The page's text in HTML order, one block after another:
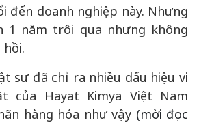
công ty tại Thổ Nhĩ Kỳ, để in
phẩm được sản xuất tại Việt
có thuyết phục dư luận và
sao Hayat Kimya Việt Nam ghi
ghi nhãn thiếu nội dung
sản phẩm kiểm nghiệm được